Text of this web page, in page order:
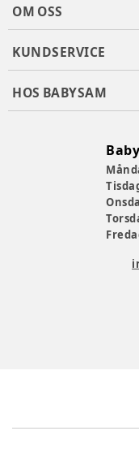
OM OSS
KUNDSERVICE
HOS BABYSAM